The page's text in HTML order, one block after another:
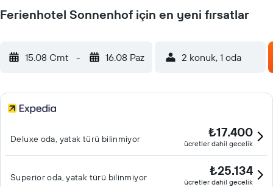
Ferienhotel Sonnenhof için en yeni fırsatlar
15.08 Cmt - 16.08 Paz 2 konuk, 1 oda
Deluxe oda, yatak türü bilinmiyor ₺17.400
ücretler dahil gecelik
Superior oda, yatak türü bilinmiyor ₺25.134
ücretler dahil gecelik